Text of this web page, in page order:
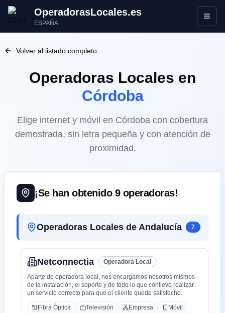
OperadorasLocales.es
ESPAÑA Abrir
Volver al listado completo
Operadoras Locales en
Córdoba
Elige internet y móvil en Córdoba con cobertura
demostrada, sin letra pequeña y con atención de
proximidad.
¡Se han obtenido 9operadoras!
Operadoras Locales de Andalucía 7
Netconnectia Operadora Local
Aparte de operadora local, nos encargamos nosotros mismos
de la instalación, el soporte y de todo lo que conlleve realizar
un servicio correcto para que el cliente quede satisfecho.
Fibra Óptica Televisión Empresa
Móvil